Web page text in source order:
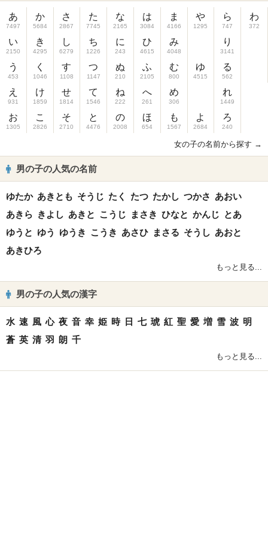
あ
7497
い
2150
う
453
え
931
お
1305
か
5684
き
4295
く
1046
け
1859
こ
2826
さ
2867
し
6279
す
1108
せ
1814
そ
2710
た
7745
ち
1226
つ
1147
て
1546
と
4476
な
2165
に
243
ぬ
210
ね
222
の
2008
は
3084
ひ
4615
ふ
2105
へ
261
ほ
654
ま
4166
み
4048
む
800
め
306
も
1567
や
1295
ゆ
4515
よ
2684
ら
747
り
3141
る
562
れ
1449
ろ
240
わ
372
女の子の名前から探す →
男の子の人気の名前
ゆたか あきとも そうじ たく たつ たかし つかさ あおい
あきら きよし あきと こうじ まさき ひなと かんじ とあ
ゆうと ゆう ゆうき こうき あさひ まさる そうし あおと
あきひろ
もっと見る...
男の子の人気の漢字
水 速 風 心 夜 音 幸 姫 時 日 七 琥 紅 聖 愛 増 雪 波 明
蒼 英 清 羽 朗 千
もっと見る...